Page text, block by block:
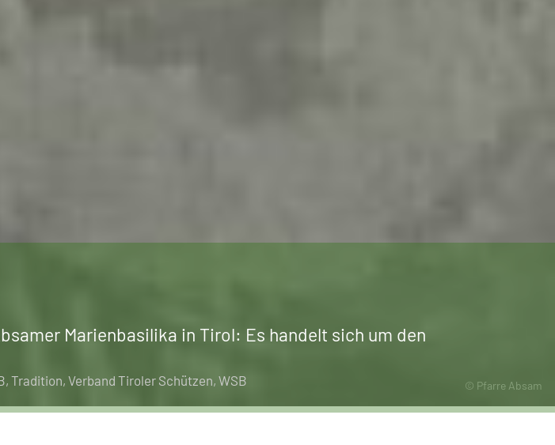
© Pfarre Absam
Marienbasilika in Tirol: Es handelt sich um den
Tradition Verband Tiroler Schützen WSB